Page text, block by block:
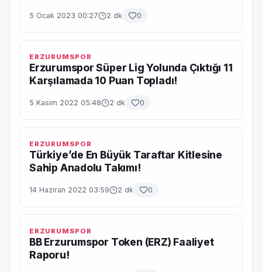
5 Ocak 2023 00:27 2 dk 0
ERZURUMSPOR
Erzurumspor Süper Lig Yolunda Çıktığı 11
Karşılamada 10 Puan Topladı!
5 Kasım 2022 05:48 2 dk 0
ERZURUMSPOR
Türkiye’de En Büyük Taraftar Kitlesine
Sahip Anadolu Takımı!
14 Haziran 2022 03:59 2 dk 0
ERZURUMSPOR
BB Erzurumspor Token (ERZ) Faaliyet
Raporu!